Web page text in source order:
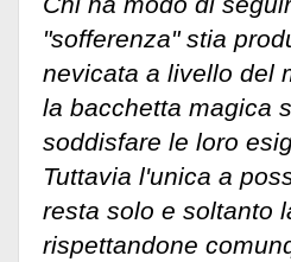
"sofferenza" stia
nevicata a livello del
la bacchetta magica
soddisfare le loro
Tuttavia l'unica a
resta solo e soltanto
rispettandone